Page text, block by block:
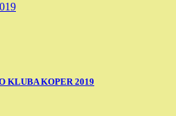
KLUBA KOPER 2019